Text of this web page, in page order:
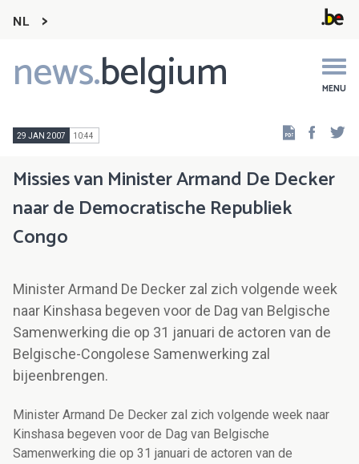
NL
news.belgium MENU
Main
navigation
29 JAN 2007 10:44
Missies van Minister Armand De Decker
naar de Democratische Republiek
Congo
Minister Armand De Decker zal zich volgende week
naar Kinshasa begeven voor de Dag van Belgische
Samenwerking die op 31 januari de actoren van de
Belgische-Congolese Samenwerking zal
bijeenbrengen.
Minister Armand De Decker zal zich volgende week naar
Kinshasa begeven voor de Dag van Belgische
Samenwerking die op 31 januari de actoren van de